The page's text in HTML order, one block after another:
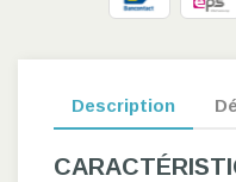
Description